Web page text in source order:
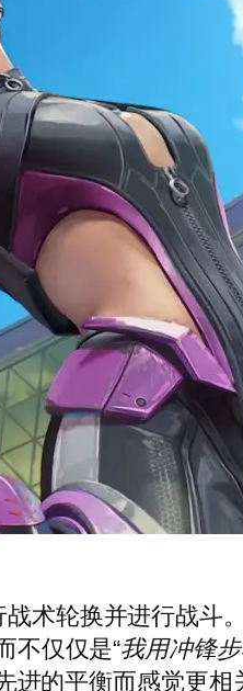
术轮换并进行战斗
不仅仅是“我用冲锋
进的平衡而感觉更